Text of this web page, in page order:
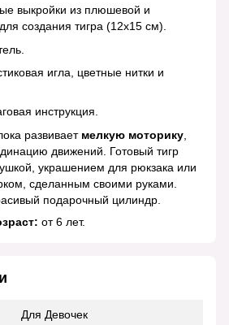
выкройки из плюшевой и
создания тигра (12х15 см).
игла, цветные нитки и
инструкция.
развивает мелкую моторику
движений. Готовый тигр
украшением для рюкзака или
сделанным своими руками.
подарочный цилиндр.
от 6 лет.
Для Девочек